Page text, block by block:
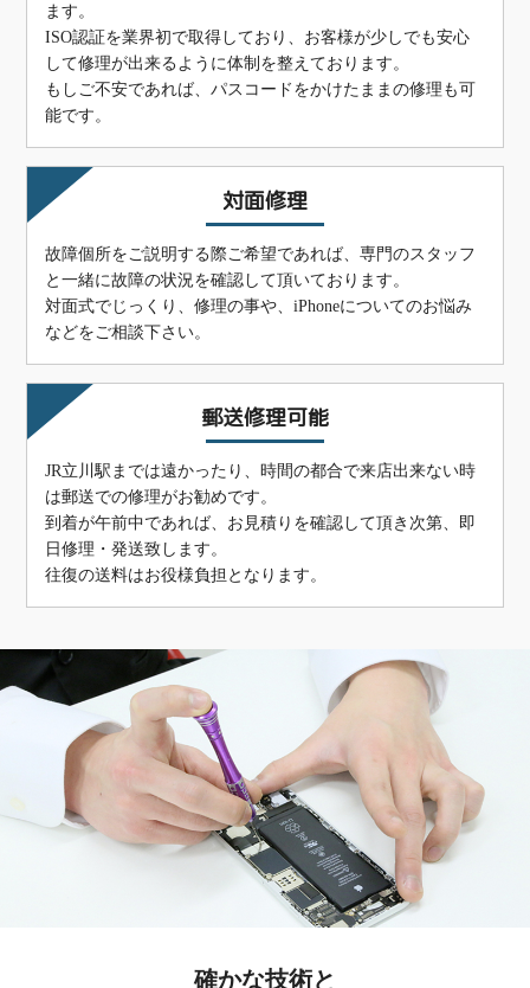
ます。
ISO認証を業界初で取得しており、お客様が少しでも安心
して修理が出来るように体制を整えております。
もしご不安であれば、パスコードをかけたままの修理も可
能です。
対面修理
故障個所をご説明する際ご希望であれば、専門のスタッフ
と一緒に故障の状況を確認して頂いております。
対面式でじっくり、修理の事や、iPhoneについてのお悩み
などをご相談下さい。
郵送修理可能
JR立川駅までは遠かったり、時間の都合で来店出来ない時
は郵送での修理がお勧めです。
到着が午前中であれば、お見積りを確認して頂き次第、即
日修理・発送致します。
往復の送料はお役様負担となります。
確かな技術と